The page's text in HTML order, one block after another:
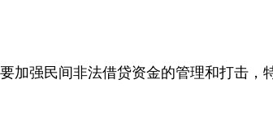
要加强民间非法借贷资金的管理和打击，